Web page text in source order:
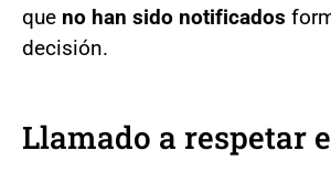
que no han sido notificados
decisión.
Llamado a respetar